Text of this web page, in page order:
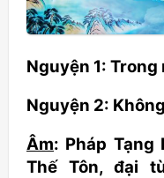
Nguyện 1:
Nguyện 2:
Âm: Pháp Tạng
Thế Tôn, đại